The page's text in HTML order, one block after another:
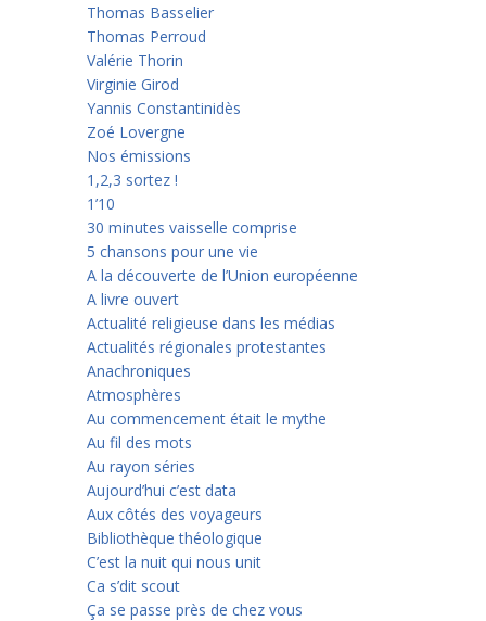
Thomas Basselier
Thomas Perroud
Valérie Thorin
Virginie Girod
Yannis Constantinidès
Zoé Lovergne
Nos émissions
1,2,3 sortez !
1’10
30 minutes vaisselle comprise
5 chansons pour une vie
A la découverte de l’Union européenne
A livre ouvert
Actualité religieuse dans les médias
Actualités régionales protestantes
Anachroniques
Atmosphères
Au commencement était le mythe
Au fil des mots
Au rayon séries
Aujourd’hui c’est data
Aux côtés des voyageurs
Bibliothèque théologique
C’est la nuit qui nous unit
Ca s’dit scout
Ça se passe près de chez vous